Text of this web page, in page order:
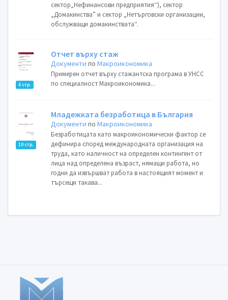
сектор„Нефинансови предприятия“), сектор
„Домакинства” и сектор „Нетърговски организации,
обслужващи домакинствата“.
6 стр.
Отчет върху стаж
Документи поМакроикономика
Примерен отчет върху стажантска програма в УНСС
по специалност Макроикономика...
10 стр.
Младежката безработица в България
Документи поМакроикономика
Безработицата като макроикономически фактор се
дефинира според международната организация на
труда, като наличност на определен контингент от
лица над определена възраст, нямащи работа, но
годни да извършват работа в настоящият момент и
търсещи такава...